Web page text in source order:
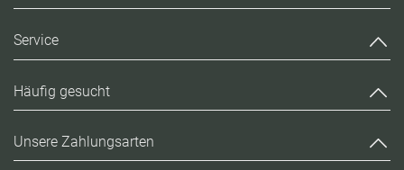
Service
Häufig gesucht
Unsere Zahlungsarten